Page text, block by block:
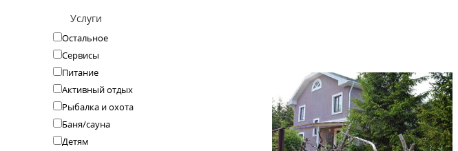
Услуги
Остальное
Сервисы
Питание
Активный отдых
Рыбалка и охота
Баня/сауна
Детям